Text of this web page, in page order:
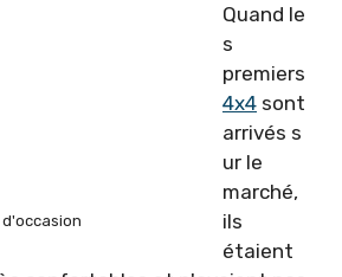
d'occasion
Quand le
s
premiers
4x4 sont
arrivés s
ur le
marché,
ils
étaient